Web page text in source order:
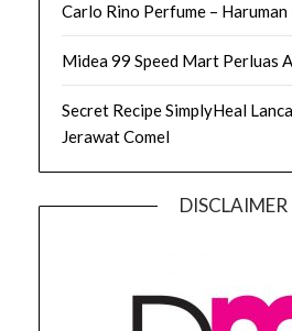
Carlo Rino Perfume –
Midea 99 Speed Mart Perluas
Secret Recipe SimplyHeal
Jerawat Comel
DISCLAIMER